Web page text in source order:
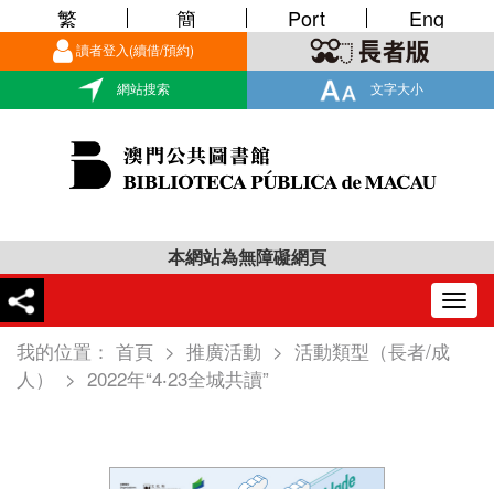
讀者登入(續借/預約)
網站搜索 文字大小
繁 簡 Port Eng
本網站為無障礙網頁
我的位置： 首頁 > 推廣活動 > 活動類型（長者/成
人）
> 2022年“4‧23全城共讀”